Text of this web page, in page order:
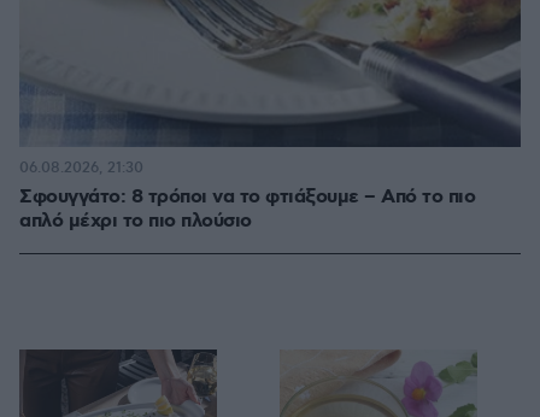
Σφουγγάτο: 8 τρόποι να το φτιάξουμε – Από το πιο
απλό μέχρι το πιο πλούσιο
06.08.2026, 21:30